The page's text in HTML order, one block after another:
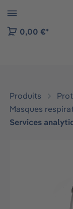
to B2B
0,00 €*
Produits
Masques
Services
Ignorer la